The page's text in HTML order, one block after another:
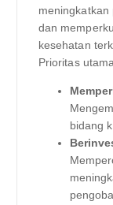
meningkatkan
dan
kesehatan
Prioritas
bidang